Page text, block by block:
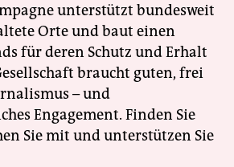
unterstützt bundesweit
Orte und baut einen
für deren Schutz und Erhalt
braucht guten, frei
– und
Engagement. Finden Sie
Sie mit und unterstützen Sie